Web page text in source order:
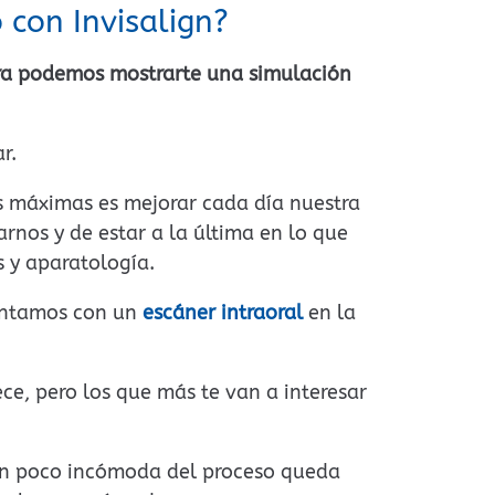
Invisalign?
podemos mostrarte una simulación
es mejorar cada día nuestra
y de estar a la última en lo que
y aparatología.
con un escáner intraoralen la
pero los que más te van a interesar
poco incómoda del proceso queda